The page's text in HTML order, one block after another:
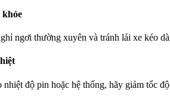
ngơi thường xuyên và tránh lái xe kéo
độ pin hoặc hệ thống, hãy giảm tốc